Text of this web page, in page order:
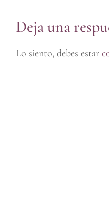
Deja una
Lo siento, debes estar